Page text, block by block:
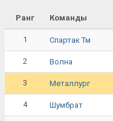
Ранг Команды
1 Спартак Тм
2 Волна
3 Металлург
4 Шумбрат